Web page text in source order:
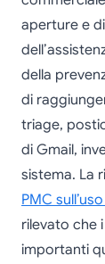
aperture e
della
di
triage,
di Gmail,
sistema. La
PMC
rilevato che
importanti